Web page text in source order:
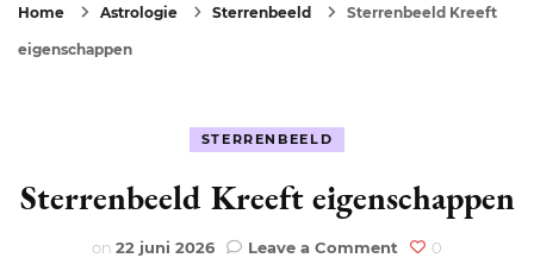
Home Astrologie Sterrenbeeld Sterrenbeeld Kreeft
eigenschappen
STERRENBEELD
Sterrenbeeld Kreeft eigenschappen
on 22 juni 2026 Leave a Comment on
0